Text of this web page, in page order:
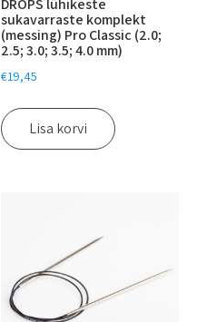
DROPS lühikeste
sukavarraste komplekt
(messing) Pro Classic (2.0;
2.5; 3.0; 3.5; 4.0 mm)
€19,45
Lisa korvi